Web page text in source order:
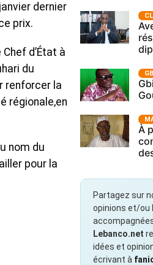
dernier
prix.
d’État à
du
renforcer la
régionale,en
nom du
pour la
À
Partagez sur
opinions et/ou
Lebanco.net
idées et
écrivant à